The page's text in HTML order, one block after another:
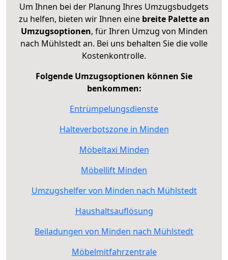
Um Ihnen bei der Planung Ihres Umzugsbudgets
zu helfen, bieten wir Ihnen eine breite Palette an
Umzugsoptionen, für Ihren Umzug von Minden
nach Mühlstedt an. Bei uns behalten Sie die volle
Kostenkontrolle.
Folgende Umzugsoptionen können Sie
benkommen:
Entrümpelungsdienste
Halteverbotszone in Minden
Möbeltaxi Minden
Möbellift Minden
Umzugshelfer von Minden nach Mühlstedt
Haushaltsauflösung
Beiladungen von Minden nach Mühlstedt
Möbelmitfahrzentrale